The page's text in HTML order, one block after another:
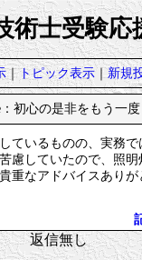
術士受験応
｜トピック表示｜新規
：初心の是非をもう一
いるものの、実務
慮していたので、照
重なアドバイスありが
返信無し